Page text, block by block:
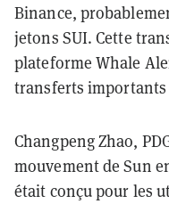
Binance,
jetons SUI. Cette
plateforme Whale
transferts
Changpeng Zhao,
mouvement de Sun
était conçu pour les